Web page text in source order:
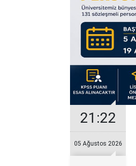
21:22
05 Ağustos 2026